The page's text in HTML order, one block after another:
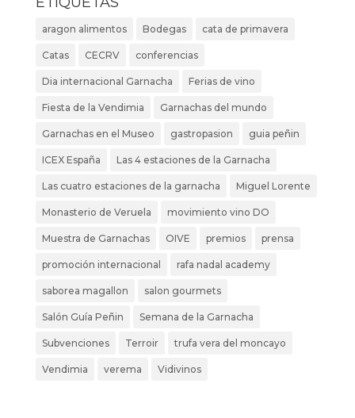
aragon alimentos Bodegas cata de primavera
Catas CECRV conferencias
Dia internacional Garnacha Ferias de vino
Fiesta de la Vendimia Garnachas del mundo
Garnachas en el Museo gastropasion guia peñin
ICEX España Las 4 estaciones de la Garnacha
Las cuatro estaciones de la garnacha Miguel Lorente
Monasterio de Veruela movimiento vino DO
Muestra de Garnachas OIVE premios prensa
promoción internacional rafa nadal academy
saborea magallon salon gourmets
Salón Guía Peñin Semana de la Garnacha
Subvenciones Terroir trufa vera del moncayo
Vendimia verema Vidivinos